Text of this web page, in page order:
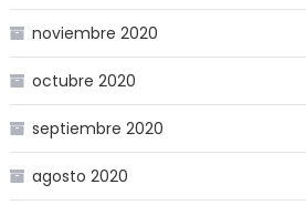
noviembre 2020
octubre 2020
septiembre 2020
agosto 2020